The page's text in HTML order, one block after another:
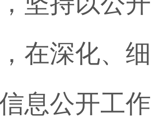
在深化、
息公开工